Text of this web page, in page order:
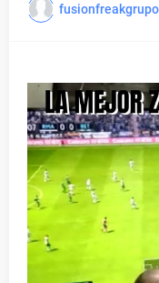
fusionfreakgrupo